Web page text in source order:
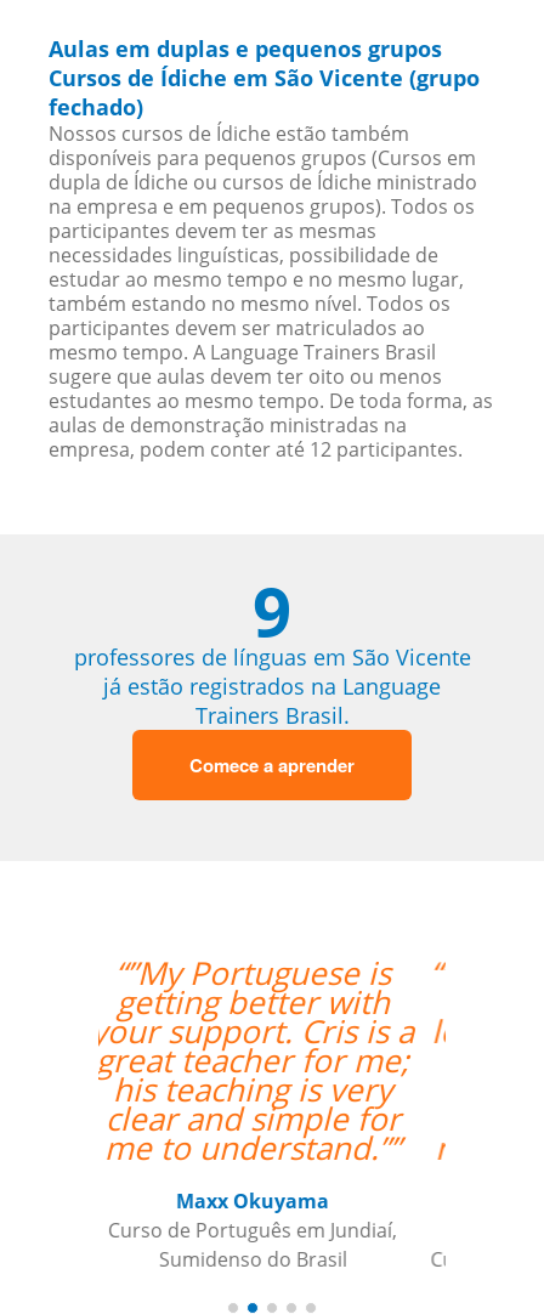
Aulas em duplas e pequenos grupos
Cursos de Ídiche em São Vicente (grupo
fechado)
Nossos cursos de Ídiche estão também
disponíveis para pequenos grupos (Cursos em
dupla de Ídiche ou cursos de Ídiche ministrado
na empresa e em pequenos grupos). Todos os
participantes devem ter as mesmas
necessidades linguísticas, possibilidade de
estudar ao mesmo tempo e no mesmo lugar,
também estando no mesmo nível. Todos os
participantes devem ser matriculados ao
mesmo tempo. A Language Trainers Brasil
sugere que aulas devem ter oito ou menos
estudantes ao mesmo tempo. De toda forma, as
aulas de demonstração ministradas na
empresa, podem conter até 12 participantes.
9
professores de línguas em São Vicente
já estão registrados na Language
Trainers Brasil.
Comece a aprender
“”I had my second class
with Carol and it was
lovely. I am very happy
to have her as my
teacher and I am
looking forward to
more classes with her.
Ariana Maher
Curso de Português em Florianópolis